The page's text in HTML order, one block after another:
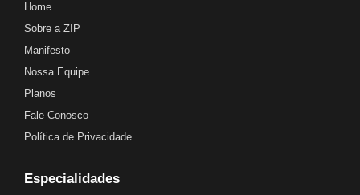
Home
Sobre a ZIP
Manifesto
Nossa Equipe
Planos
Fale Conosco
Política de Privacidade
Especialidades